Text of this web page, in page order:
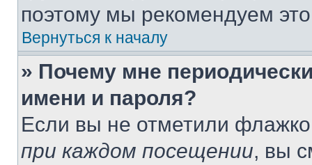
поэтому мы рекомендуем
Вернуться к началу
» Почему мне
имени и пароля?
Если вы не отметили
при каждом посещении, вы